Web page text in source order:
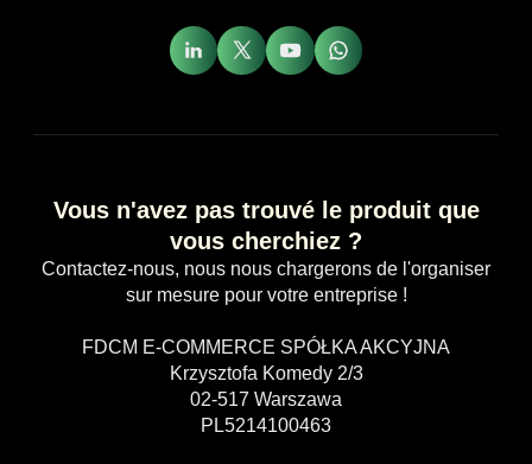
Vous n'avez pas trouvé le produit que
vous cherchiez ?
Contactez-nous, nous nous chargerons de l'organiser
sur mesure pour votre entreprise !
FDCM E-COMMERCE SPÓŁKA AKCYJNA
Krzysztofa Komedy 2/3
02-517 Warszawa
PL5214100463